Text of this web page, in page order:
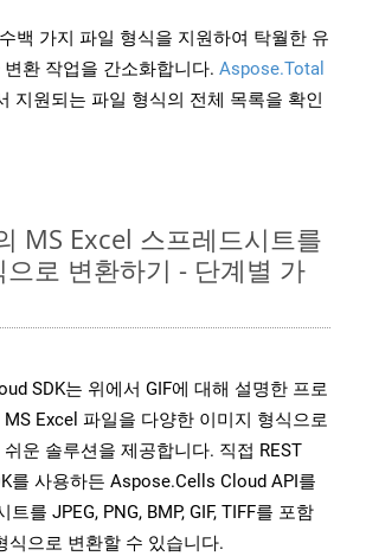
백 가지 파일 형식을 지원하여 탁월한 유
환 작업을 간소화합니다. Aspose.Total
지원되는 파일 형식의 전체 목록을 확인
MS Excel 스프레드시트를
으로 변환하기 - 단계별 가
SDK는 위에서 GIF에 대해 설명한 프로
Excel 파일을 다양한 이미지 형식으로
운 솔루션을 제공합니다. 직접 REST
를 사용하든 Aspose.Cells Cloud API를
를 JPEG, PNG, BMP, GIF, TIFF를 포함
식으로 변환할 수 있습니다.